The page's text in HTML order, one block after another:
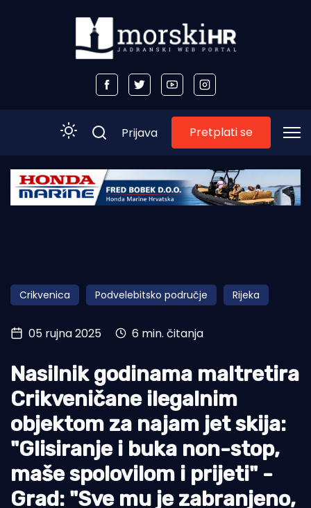
Početna
Obala
Otoci
Turizam i nautika
Pomorstvo
Ribolov
Ekologija
Tradicija i kultura
Prijava Pretplati se
Crikvenica Podvelebitsko područje Rijeka
05 rujna 2025 6 min. čitanja
Nasilnik godinama maltretira
Crikveničane ilegalnim
objektom za najam jet skija:
"Glisiranje i buka non-stop,
maše spolovilom i prijeti" -
Grad: "Sve mu je zabranjeno,